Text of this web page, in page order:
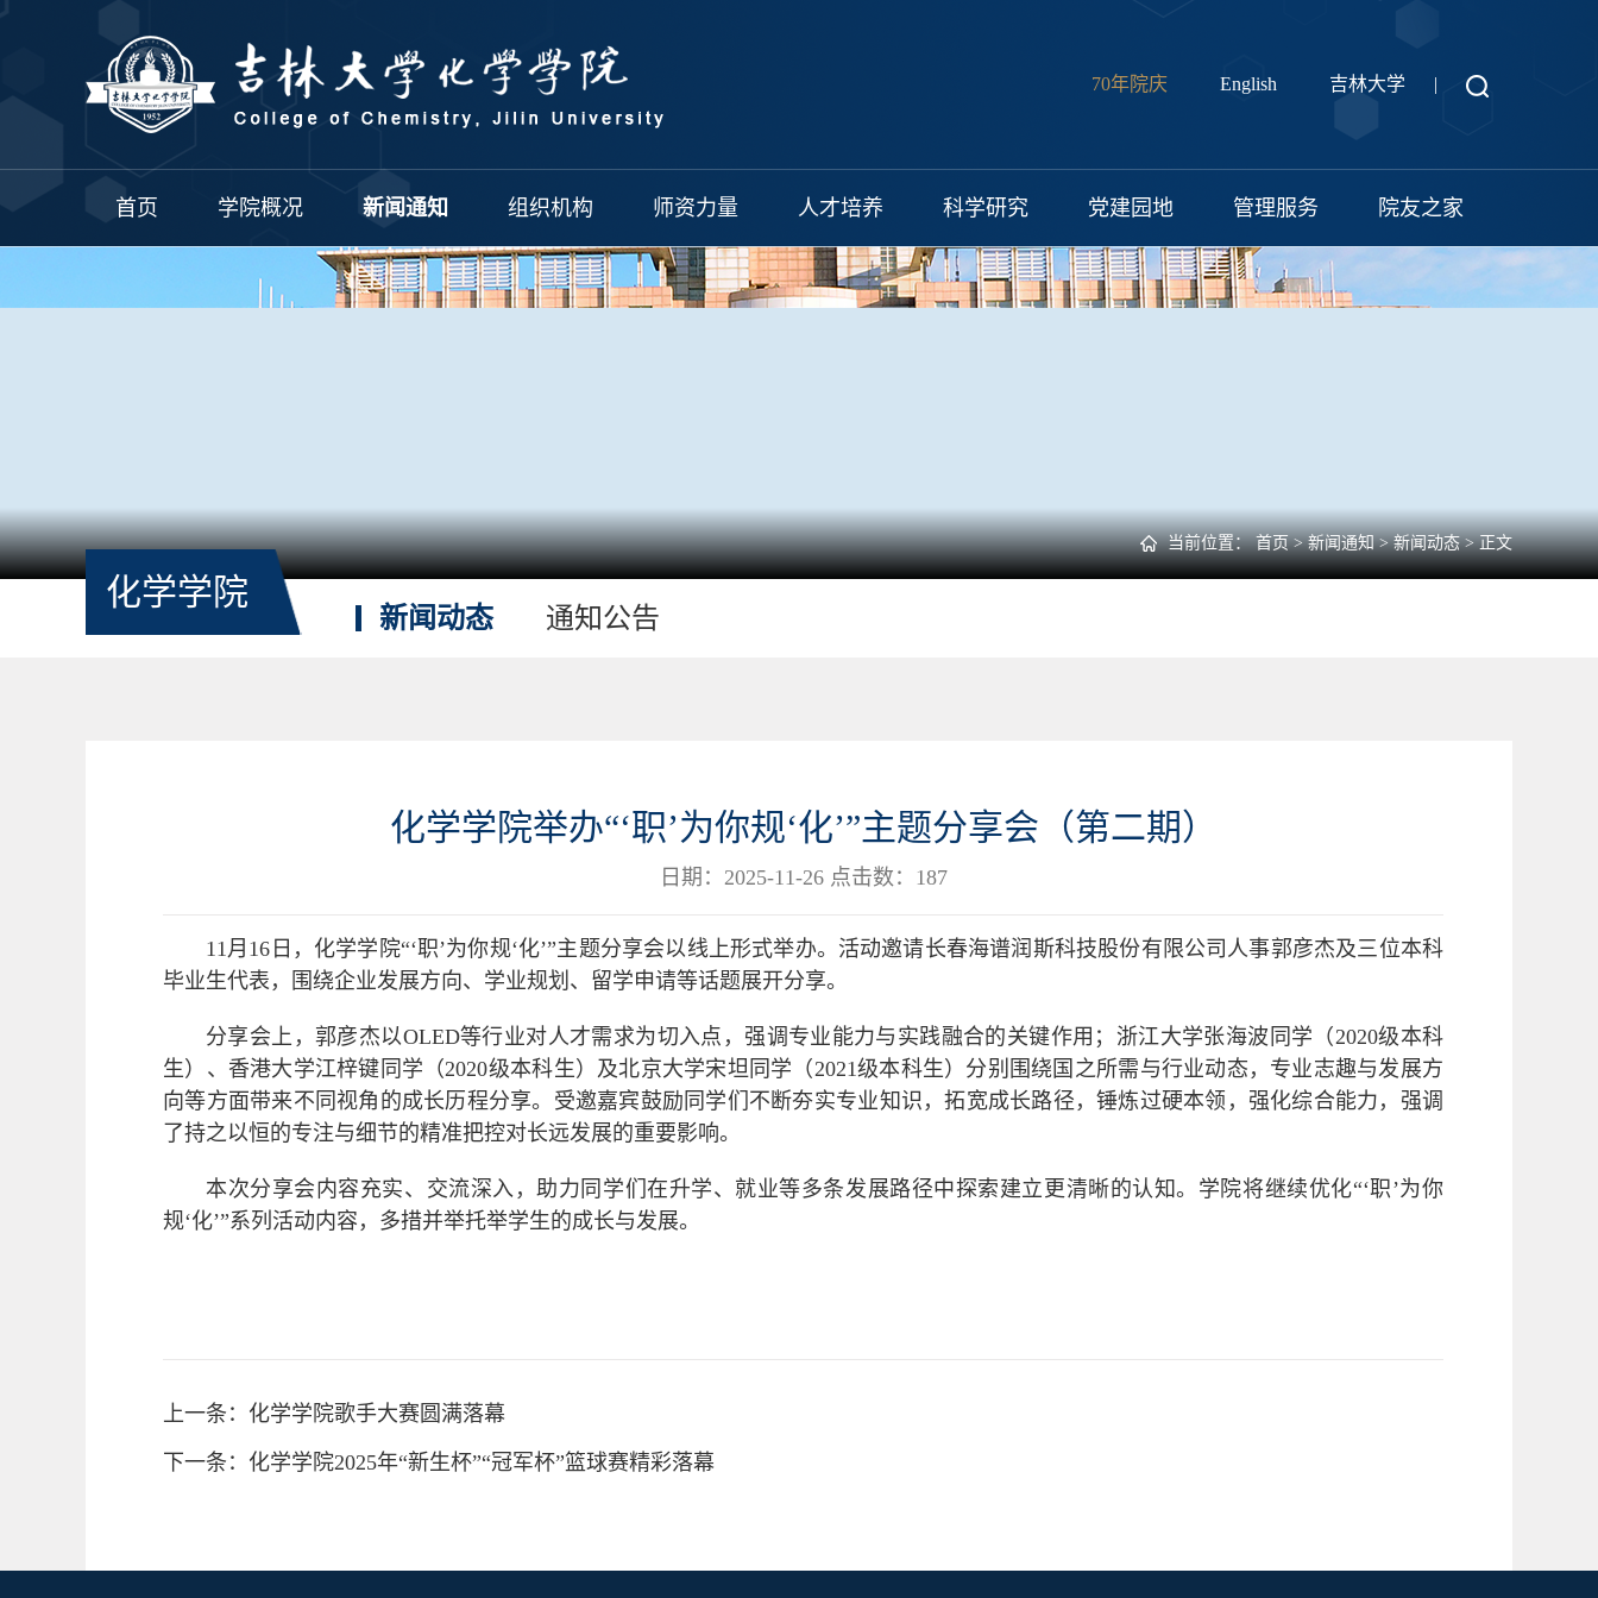
70年院庆 English 吉林大学 |
首页 学院概况 新闻通知 组织机构 师资力量 人才培养 科学研究 党建园地 管理服务 院友之家
当前位置：首页>新闻通知>新闻动态> 正文
化学学院
新闻动态 通知公告
化学学院举办“‘职’为你规‘化’”主题分享会（第二期）
日期：2025-11-26 点击数： 187
11月16日，化学学院“‘职’为你规‘化’”主题分享会以线上形式举办。活动邀请长春海谱润斯科技股份有限公司人事郭彦杰及三位本科
毕业生代表，围绕企业发展方向、学业规划、留学申请等话题展开分享。
分享会上，郭彦杰以OLED等行业对人才需求为切入点，强调专业能力与实践融合的关键作用；浙江大学张海波同学（2020级本科
生）、香港大学江梓键同学（2020级本科生）及北京大学宋坦同学（2021级本科生）分别围绕国之所需与行业动态，专业志趣与发展方
向等方面带来不同视角的成长历程分享。受邀嘉宾鼓励同学们不断夯实专业知识，拓宽成长路径，锤炼过硬本领，强化综合能力，强调
了持之以恒的专注与细节的精准把控对长远发展的重要影响。
本次分享会内容充实、交流深入，助力同学们在升学、就业等多条发展路径中探索建立更清晰的认知。学院将继续优化“‘职’为你
规‘化’”系列活动内容，多措并举托举学生的成长与发展。
上一条：化学学院歌手大赛圆满落幕
下一条：化学学院2025年“新生杯”“冠军杯”篮球赛精彩落幕